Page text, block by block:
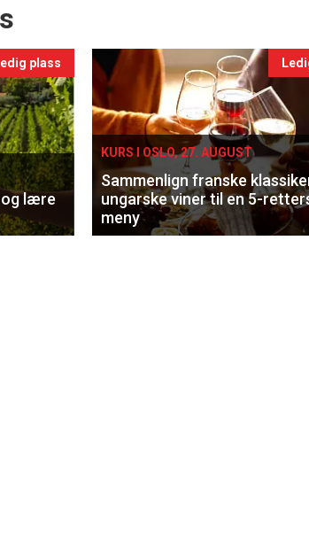
plass
og lære
KURS I OSLO, 27. AUGUST
Sammenlign franske
ungarske viner til en 5-
meny